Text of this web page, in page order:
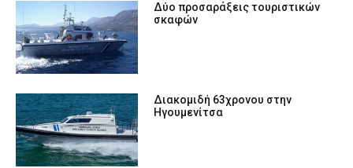
Δύο προσαράξεις τουριστικών
σκαφών
Διακομιδή 63χρονου στην
Ηγουμενίτσα